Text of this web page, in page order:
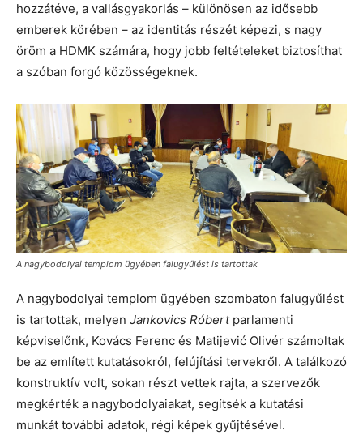
hozzátéve, a vallásgyakorlás – különösen az idősebb
emberek körében – az identitás részét képezi, s nagy
öröm a HDMK számára, hogy jobb feltételeket biztosíthat
a szóban forgó közösségeknek.
A nagybodolyai templom ügyében falugyűlést is tartottak
A nagybodolyai templom ügyében szombaton falugyűlést
is tartottak, melyen Jankovics Róbert parlamenti
képviselőnk, Kovács Ferenc és Matijević Olivér számoltak
be az említett kutatásokról, felújítási tervekről. A találkozó
konstruktív volt, sokan részt vettek rajta, a szervezők
megkérték a nagybodolyaiakat, segítsék a kutatási
munkát további adatok, régi képek gyűjtésével.